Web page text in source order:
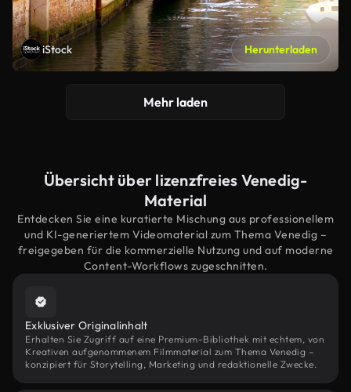
iStock Herunterladen
Mehr laden
Übersicht über lizenzfreies Venedig-
Material
Entdecken Sie eine kuratierte Mischung aus professionellem
und KI-generiertem Videomaterial zum Thema Venedig –
freigegeben für die kommerzielle Nutzung und auf moderne
Content-Workflows zugeschnitten.
Exklusiver Originalinhalt
Erhalten Sie Zugriff auf eine Premium-Bibliothek mit echtem, von
Kreativen aufgenommenem Filmmaterial zum Thema Venedig –
konzipiert für Storytelling, Marketing und redaktionelle Zwecke.